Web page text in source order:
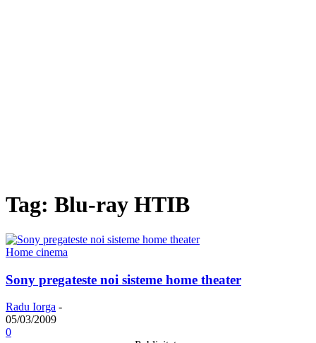
Tag: Blu-ray HTIB
Home cinema
Sony pregateste noi sisteme home theater
Radu Iorga -
05/03/2009
0